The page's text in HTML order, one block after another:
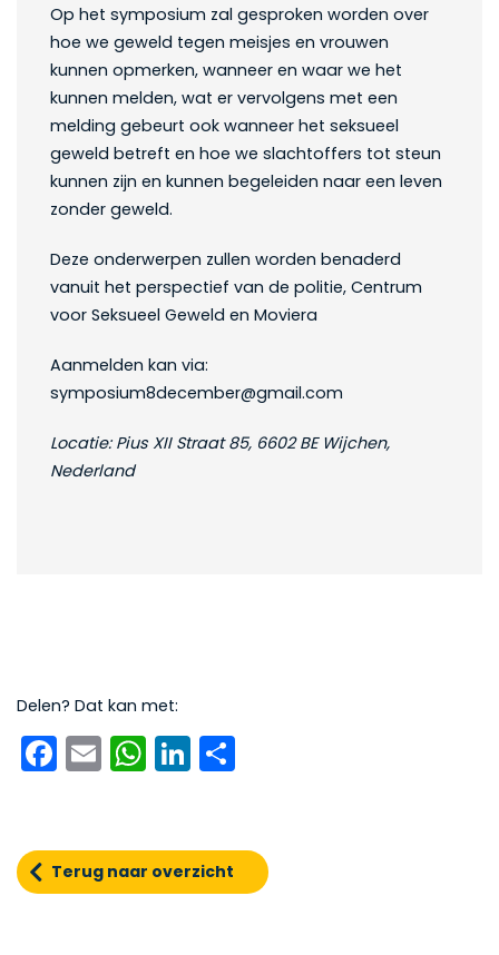
Op het symposium zal gesproken worden over
hoe we geweld tegen meisjes en vrouwen
kunnen opmerken, wanneer en waar we het
kunnen melden, wat er vervolgens met een
melding gebeurt ook wanneer het seksueel
geweld betreft en hoe we slachtoffers tot steun
kunnen zijn en kunnen begeleiden naar een leven
zonder geweld.
Deze onderwerpen zullen worden benaderd
vanuit het perspectief van de politie, Centrum
voor Seksueel Geweld en Moviera
Aanmelden kan via:
symposium8december@gmail.com
Locatie: Pius XII Straat 85, 6602 BE Wijchen,
Nederland
Delen? Dat kan met:
Facebook
EmailWhatsApp
LinkedIn
Terug naar overzicht